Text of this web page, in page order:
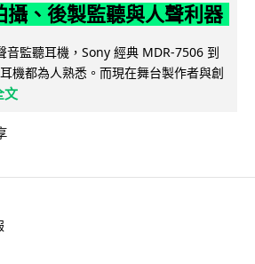
攝、後製監聽與人聲利器
音監聽耳機，Sony 經典 MDR-7506 到
機都為人熟悉。而現在舞台製作者與創
文